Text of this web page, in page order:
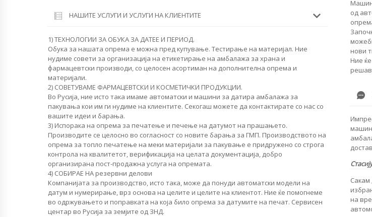
НАШИТЕ УСЛУГИ И УСЛУГИ НА КЛИЕНТИТЕ
1) ТЕХНОЛОГИИ ЗА ОБУКА ЗА ДАТЕЕ И ПЕРИОД.
Обука за нашата опрема е можна пред купување. Тестирање на материјал. Ние
нудиме совети за организација на етикетирање на амбалажа за храна и
фармацевтски производи, со целосен асортиман на дополнителна опрема и
материјали.
2) СОВЕТУВАМЕ ФАРМАЦЕВТСКИ И КОСМЕТИЧКИ ПРОДУКЦИИ.
Во Русија, ние исто така имаме автоматски и машини за датира амбалажа за
пакувања кои им ги нудиме на клиентите. Секогаш можете да контактирате со нас со
вашите идеи и барања.
3) Испорака на опрема за печатење и печење на датумот на прашањето.
Производите се целосно во согласност со новите барања за ГМП. Производството на
опрема за топло печатење на меки материјали за пакување е придружено со строга
контрола на квалитетот, верификација на целата документација, добро
организирана пост-продажна услуга на опремата.
4) СОБИРАЕ НА резервни делови
Компанијата за производство, исто така, може да понуди автоматски модели на
датум и нумерирање, врз основа на целите и целите на клиентот. Ние ќе помогнеме
во одржувањето и поправката на која било опрема за датумите на печат. Сервисен
центар во Русија за земјите од ЗНД.
од
нови
Ние
Сакам
на